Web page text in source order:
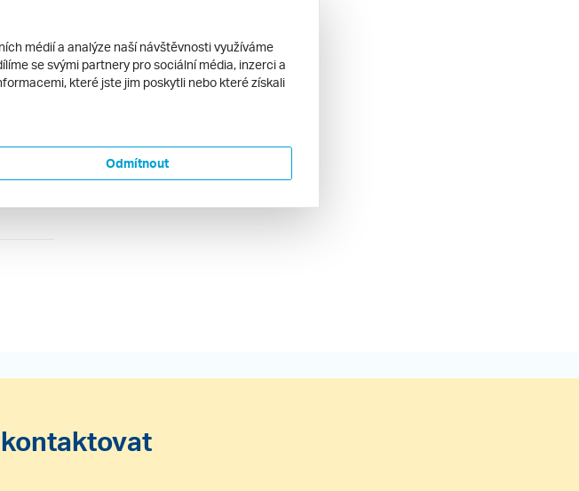
médií a analýze naší návštěvnosti využíváme
se svými partnery pro sociální média, inzerci a
které jste jim poskytli nebo které získali
Odmítnout